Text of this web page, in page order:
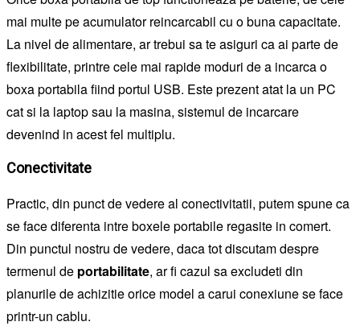
mai multe pe acumulator reincarcabil cu o buna capacitate.
La nivel de alimentare, ar trebui sa te asiguri ca ai parte de
flexibilitate, printre cele mai rapide moduri de a incarca o
boxa portabila fiind portul USB. Este prezent atat la un PC
cat si la laptop sau la masina, sistemul de incarcare
devenind in acest fel multiplu.
Conectivitate
Practic, din punct de vedere al conectivitatii, putem spune ca
se face diferenta intre boxele portabile regasite in comert.
Din punctul nostru de vedere, daca tot discutam despre
termenul de portabilitate, ar fi cazul sa excludeti din
planurile de achizitie orice model a carui conexiune se face
printr-un cablu.